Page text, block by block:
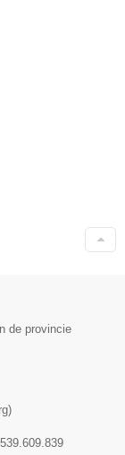
de provincie
)